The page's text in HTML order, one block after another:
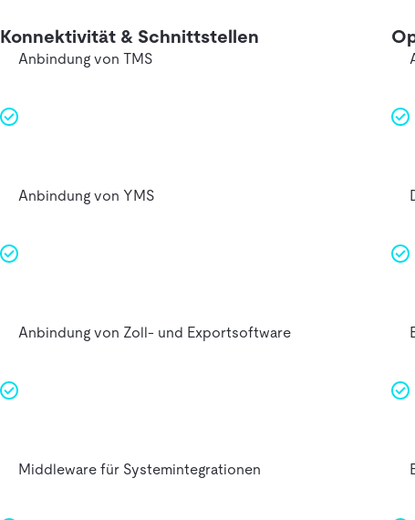
Konnektivität & Schnittstellen
Anbindung von TMS
Anbindung von YMS
Anbindung von Zoll- und Exportsoftware
Middleware für Systemintegrationen